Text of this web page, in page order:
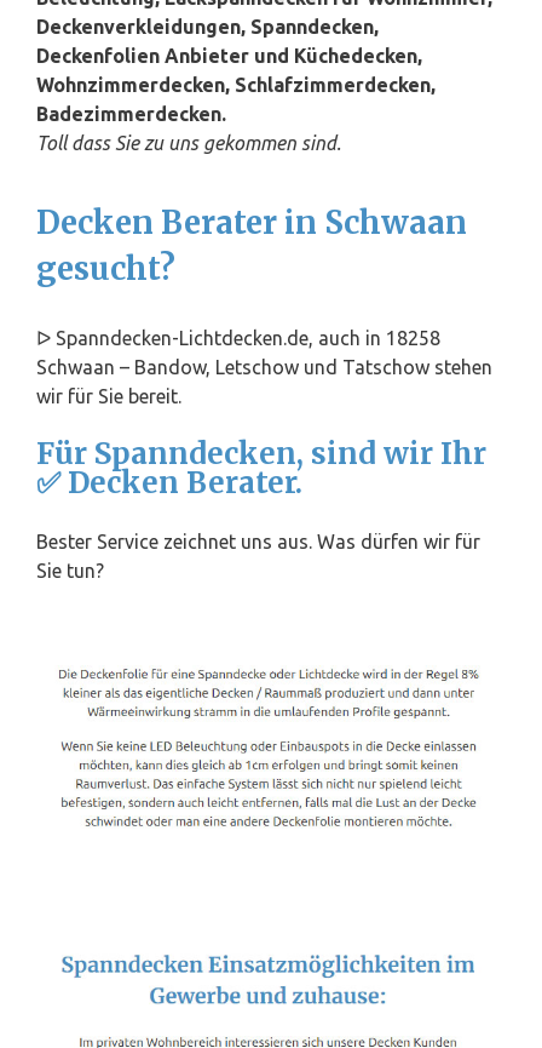
Deckenverkleidungen, Spanndecken,
Deckenfolien Anbieter und Küchedecken,
Wohnzimmerdecken, Schlafzimmerdecken,
Badezimmerdecken.
Toll dass Sie zu uns gekommen sind.
Decken Berater in Schwaan
gesucht?
ᐅ Spanndecken-Lichtdecken.de, auch in 18258
Schwaan – Bandow, Letschow und Tatschow stehen
wir für Sie bereit.
Für Spanndecken, sind wir Ihr
✅ Decken Berater.
Bester Service zeichnet uns aus. Was dürfen wir für
Sie tun?